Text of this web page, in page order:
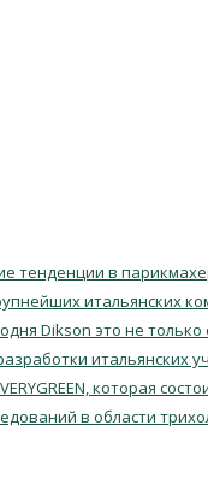
тенденции в
итальянских
Dikson это не
итальянских
которая
в области